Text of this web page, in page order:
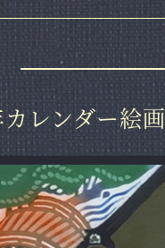
レンダー絵画